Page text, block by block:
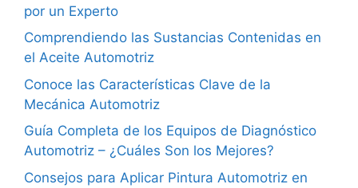
por un Experto
Comprendiendo las Sustancias Contenidas en
el Aceite Automotriz
Conoce las Características Clave de la
Mecánica Automotriz
Guía Completa de los Equipos de Diagnóstico
Automotriz – ¿Cuáles Son los Mejores?
Consejos para Aplicar Pintura Automotriz en